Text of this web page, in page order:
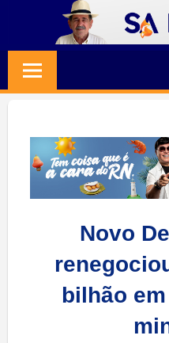
content
Jornalismo
Credibilidade
Novo
bilhão